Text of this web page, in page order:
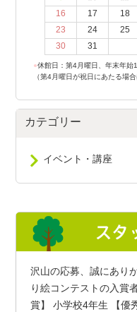
16
17 18
23
24 25
30
31
●休館日：第4月曜日、年末年始
（第4月曜日が祝日にあたる場合
カテゴリー
イベント・講座
沢山の応募、誠にあり
り絵コンテストの入賞
賞】 小学校4年生 【優